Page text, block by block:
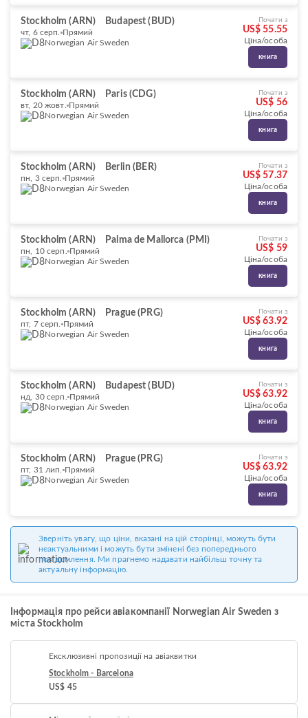
Stockholm (ARN) Budapest (BUD)
чт, 6 серп.
Прямий
Norwegian Air Sweden
Почати з
US$ 55.55
Ціна/особа
книга
Stockholm (ARN) Paris (CDG)
вт, 20 жовт. Прямий
Norwegian Air Sweden
Почати з
US$ 56
Ціна/особа
книга
Stockholm (ARN) Berlin (BER)
пн, 3 серп.
Прямий
Norwegian Air Sweden
Почати з
US$ 57.37
Ціна/особа
книга
Stockholm (ARN) Palma de Mallorca (PMI)
пн, 10 серп.
Прямий
Norwegian Air Sweden
Почати з
US$ 59
Ціна/особа
книга
Stockholm (ARN) Prague (PRG)
пт, 7 серп.
Прямий
Norwegian Air Sweden
Почати з
US$ 63.92
Ціна/особа
книга
Stockholm (ARN) Budapest (BUD)
нд, 30 серп.
Прямий
Norwegian Air Sweden
Почати з
US$ 63.92
Ціна/особа
книга
Stockholm (ARN) Prague (PRG)
пт, 31 лип.
Прямий
Norwegian Air Sweden
Почати з
US$ 63.92
Ціна/особа
книга
Зверніть увагу, що ціни, вказані на цій сторінці, можуть бути
неактуальними і можуть бути змінені без попереднього
повідомлення. Ми прагнемо надавати найбільш точну та
актуальну інформацію.
Інформація про рейси авіакомпанії Norwegian Air Sweden з
міста Stockholm
Ексклюзивні пропозиції на авіаквитки
Stockholm - Barcelona
US$ 45